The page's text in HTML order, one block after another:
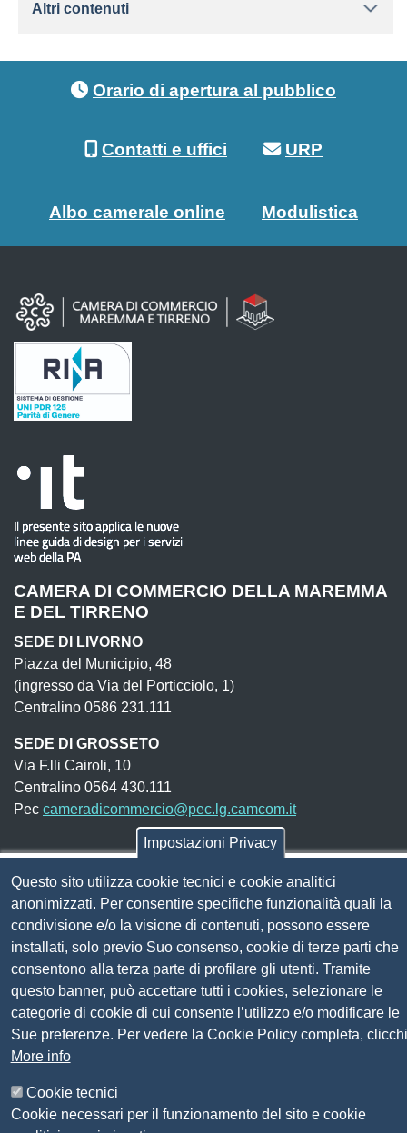
Altri contenuti
Orario di apertura al pubblico
Contatti e uffici URP
Albo camerale online Modulistica
CAMERA DI COMMERCIO DELLA MAREMMA
E DEL TIRRENO
SEDE DI LIVORNO
Piazza del Municipio, 48
(ingresso da Via del Porticciolo, 1)
Centralino 0586 231.111
SEDE DI GROSSETO
Via F.lli Cairoli, 10
Centralino 0564 430.111
Pec cameradicommercio@pec.lg.camcom.it
Codice univoco fatturazione elettronica:UFN1JE
Pagare con PagoPA
Seguici su
Sito web
Amministrazione trasparente
Mappa del sito
Social Media Policy
Dichiarazione di accessibilità
Impostazioni Privacy
Questo sito utilizza cookie tecnici e cookie analitici
anonimizzati. Per consentire specifiche funzionalità quali la
condivisione e/o la visione di contenuti, possono essere
installati, solo previo Suo consenso, cookie di terze parti che
consentono alla terza parte di profilare gli utenti. Tramite
questo banner, può accettare tutti i cookies, selezionare le
categorie di cookie di cui consente l’utilizzo e/o modificare le
Sue preferenze. Per vedere la Cookie Policy completa, clicchi
More info
Cookie tecnici
Cookie necessari per il funzionamento del sito e cookie